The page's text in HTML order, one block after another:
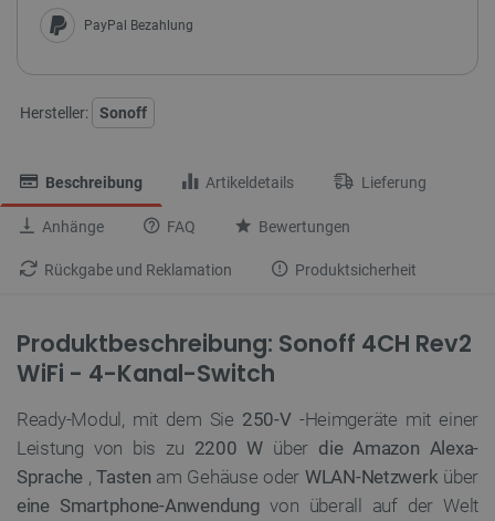
PayPal Bezahlung
Hersteller: Sonoff
Beschreibung Artikeldetails Lieferung
Anhänge FAQ Bewertungen
Rückgabe und Reklamation Produktsicherheit
Produktbeschreibung: Sonoff 4CH Rev2
WiFi - 4-Kanal-Switch
Ready-Modul, mit dem Sie 250-V-Heimgeräte mit einer
Leistung von bis zu 2200 W über die Amazon Alexa-
Sprache ,Tasten am Gehäuse oder WLAN-Netzwerk über
eine Smartphone-Anwendung von überall auf der Welt